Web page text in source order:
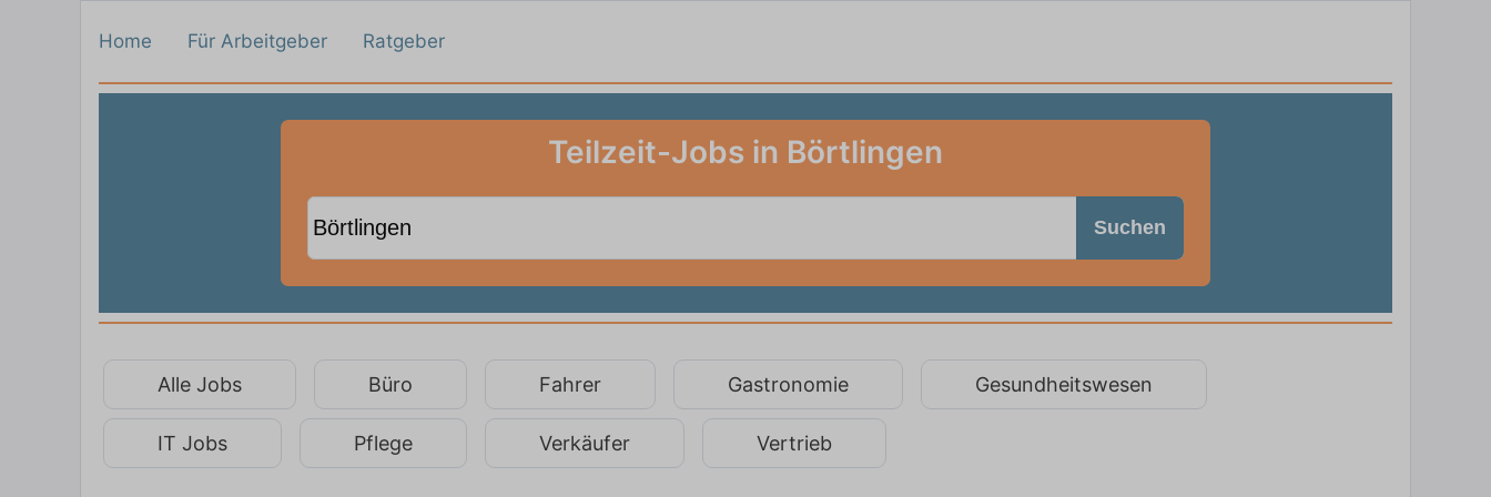
Home Für Arbeitgeber Ratgeber
Teilzeit-Jobs in Börtlingen
Suchen
Alle Jobs Büro Fahrer Gastronomie Gesundheitswesen
IT Jobs Pflege Verkäufer Vertrieb